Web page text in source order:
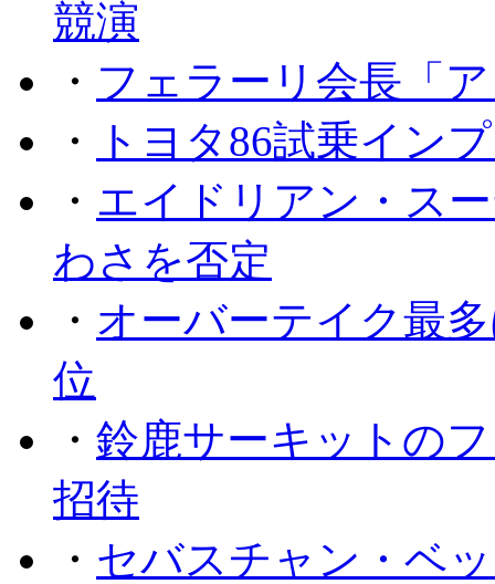
競演
・ フェラーリ会長「
・
トヨタ86試乗イン
・ エイドリアン・ス
わさを否定
・ オーバーテイク最
位
・ 鈴鹿サーキットの
招待
・ セバスチャン・ベ